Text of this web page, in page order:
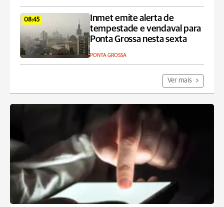
08:45
Inmet emite alerta de
tempestade e vendaval para
Ponta Grossa nesta sexta
PONTA GROSSA
Ver mais